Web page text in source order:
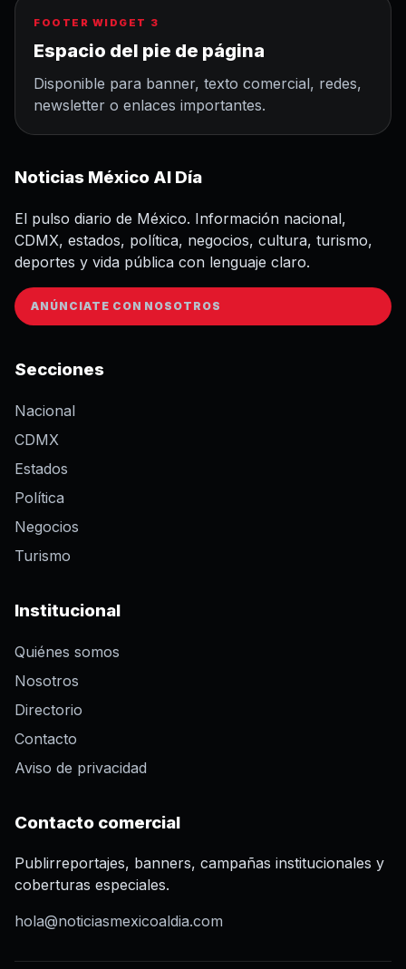
FOOTER WIDGET 3
Espacio del pie de página
Disponible para banner, texto comercial, redes,
newsletter o enlaces importantes.
Noticias México Al Día
El pulso diario de México. Información nacional,
CDMX, estados, política, negocios, cultura, turismo,
deportes y vida pública con lenguaje claro.
ANÚNCIATE CON NOSOTROS
Secciones
Nacional
CDMX
Estados
Política
Negocios
Turismo
Institucional
Quiénes somos
Nosotros
Directorio
Contacto
Aviso de privacidad
Contacto comercial
Publirreportajes, banners, campañas institucionales y
coberturas especiales.
hola@noticiasmexicoaldia.com